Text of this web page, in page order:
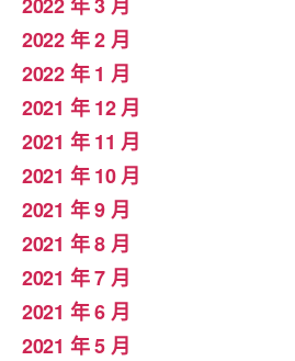
2022 年 2 月
2022 年 1 月
2021 年 12 月
2021 年 11 月
2021 年 10 月
2021 年 9 月
2021 年 8 月
2021 年 7 月
2021 年 6 月
2021 年 5 月